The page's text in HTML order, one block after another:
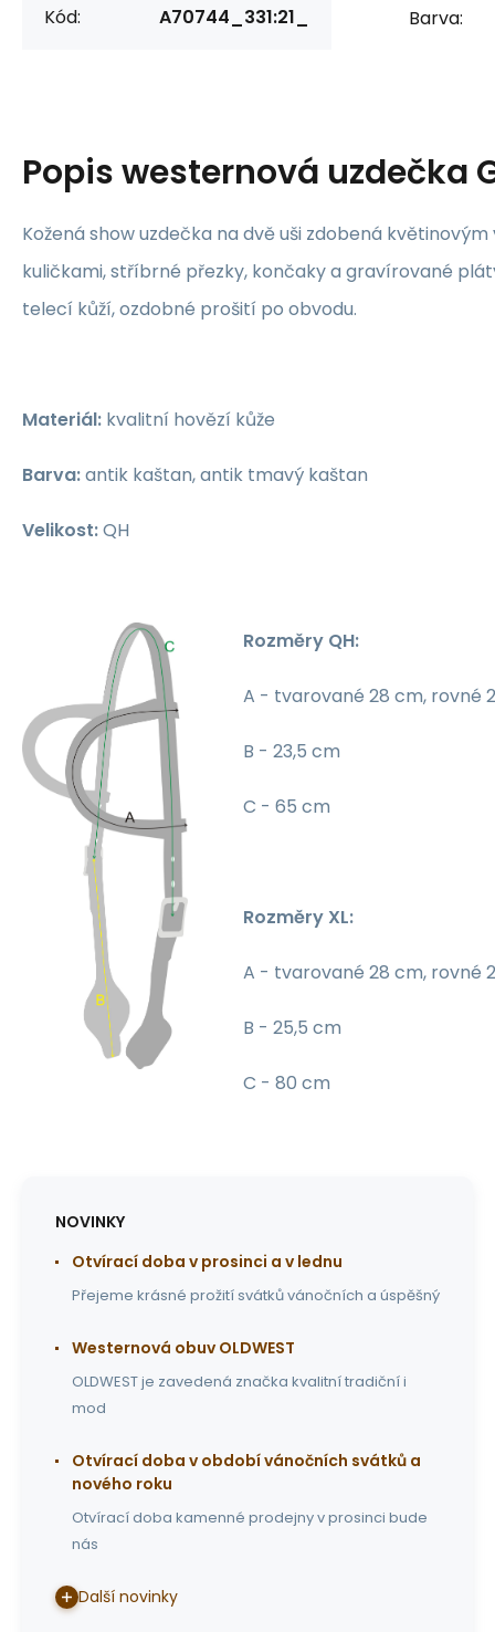
Kód: A70744_331:21_ Barva:
Popiswesternová uzdečka
Kožená show uzdečka na dvě uši zdobená
kuličkami, stříbrné přezky, končaky a gravírované
telecí kůží, ozdobné prošití po obvodu.
Materiál: kvalitní hovězí kůže
Barva:antik kaštan, antik tmavý kaštan
Velikost:QH
Rozměry QH:
A - tvarované 28 cm, rovné
B - 23,5 cm
C - 65 cm
Rozměry XL:
A - tvarované 28 cm, rovné
B - 25,5 cm
C - 80 cm
NOVINKY
Otvírací doba v prosinci a v lednu
Přejeme krásné prožití svátků vánočních a úspěšný
Westernová obuv OLDWEST
OLDWEST je zavedená značka kvalitní tradiční i
mod
Otvírací doba v období vánočních svátků a
nového roku
Otvírací doba kamenné prodejny v prosinci bude
nás
Další novinky